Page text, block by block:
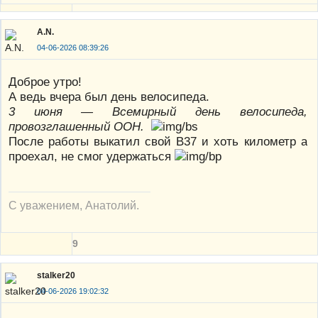
A.N.
04-06-2026 08:39:26
Доброе утро!
А ведь вчера был день велосипеда.
3 июня — Всемирный день велосипеда,
провозглашенный ООН.
После работы выкатил свой В37 и хоть километр а
проехал, не смог удержаться
С уважением, Анатолий.
9
stalker20
04-06-2026 19:02:32